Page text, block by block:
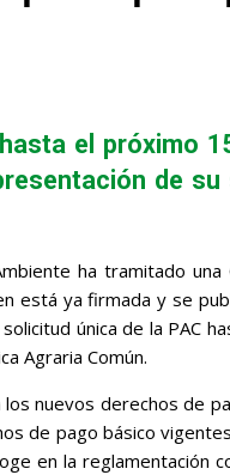
el próximo
de
ha tramitado
está ya firmada y se
única de la
Agraria Común.
nuevos derechos de
de pago básico
en la reglamentación